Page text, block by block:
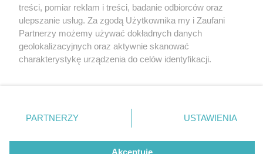
Nie zapomnij
zapoznać się z:
polityką prywatności regulamin korzystania z portali
Twojemiasto
Piekary Śląskie
Chorzów
Tarnowskie Góry
Gliwice
Skontakuj sięz nami
Kontakt
Wydawca
Redakcja
treści, pomiar reklam i treści, badanie odbiorców oraz
ulepszanie usług. Za zgodą Użytkownika my i Zaufani
Partnerzy możemy używać dokładnych danych
geolokalizacyjnych oraz aktywnie skanować
charakterystykę urządzenia do celów identyfikacji.
zmienić/wycofać klikając przycisk ustawień prywatności
znajdujący się w lewym dolnym rogu strony
rodzaje przetwarzania danych nie wymagają zgody
użytkownika, ale masz prawo sprzeciwić się takiemu
PARTNERZY USTAWIENIA
Akceptuję